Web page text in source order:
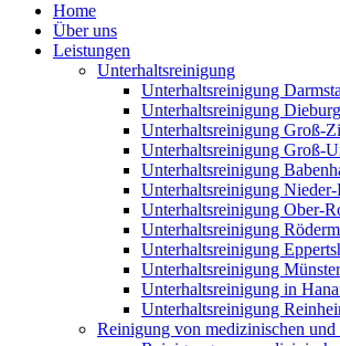
Home
Über uns
Leistungen
Unterhaltsreinigung
Unterhaltsreinigung
Unterhaltsreinigung Dieburg
Unterhaltsreinigung Groß-
Unterhaltsreinigung Groß-
Unterhaltsreinigung
Unterhaltsreinigung Nieder-
Unterhaltsreinigung Ober-
Unterhaltsreinigung
Unterhaltsreinigung
Unterhaltsreinigung Münster
Unterhaltsreinigung in
Unterhaltsreinigung
Reinigung von medizinischen und